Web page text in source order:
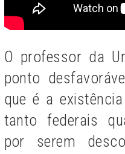
O professor da
ponto
que é a
tanto federais
por serem